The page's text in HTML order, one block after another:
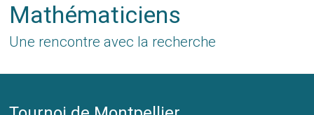
Mathématiciens
Une rencontre avec la recherche